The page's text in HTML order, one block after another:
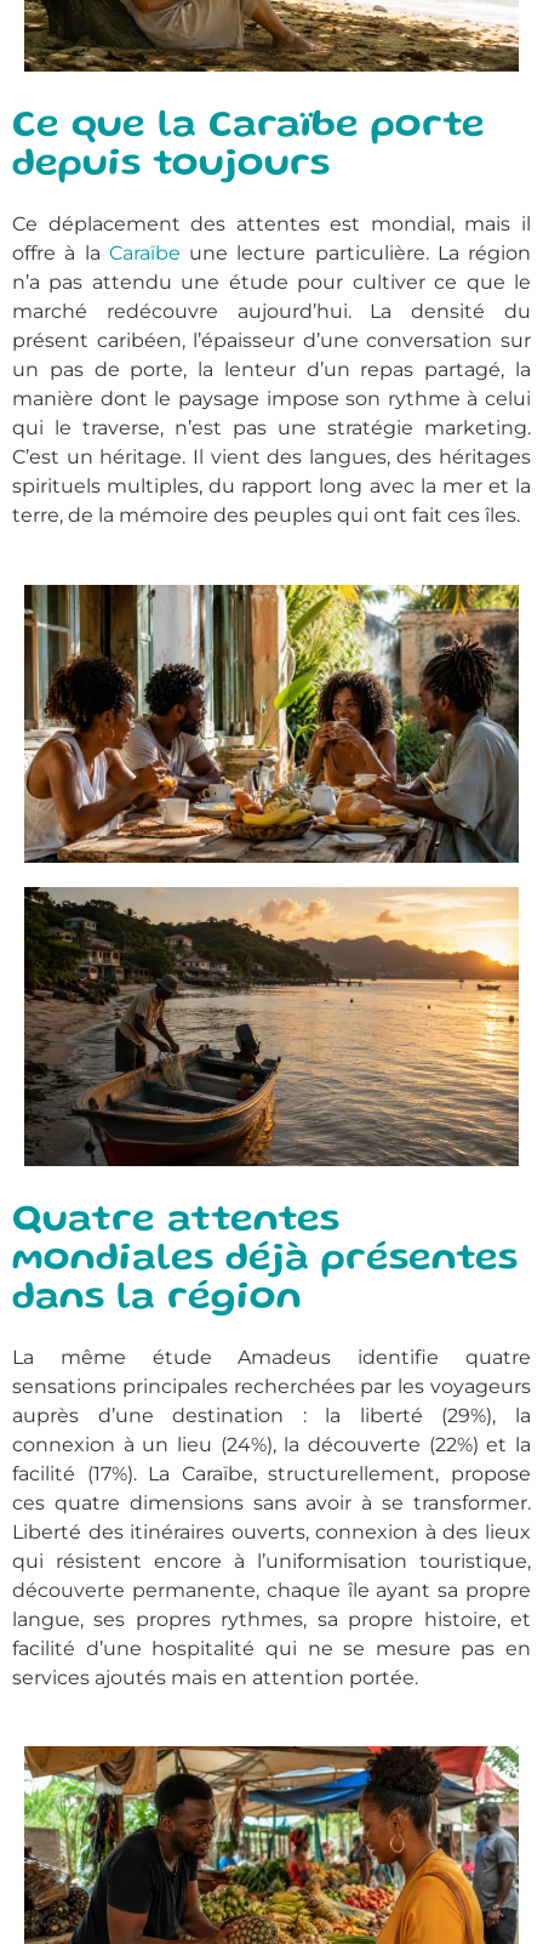
Ce que la Caraïbe porte
depuis toujours
Ce déplacement des attentes est mondial, mais il
offre à la Caraïbe une lecture particulière. La région
n’a pas attendu une étude pour cultiver ce que le
marché redécouvre aujourd’hui. La densité du
présent caribéen, l’épaisseur d’une conversation sur
un pas de porte, la lenteur d’un repas partagé, la
manière dont le paysage impose son rythme à celui
qui le traverse, n’est pas une stratégie marketing.
C’est un héritage. Il vient des langues, des héritages
spirituels multiples, du rapport long avec la mer et la
terre, de la mémoire des peuples qui ont fait ces îles.
Quatre attentes
mondiales déjà présentes
dans la région
La même étude Amadeus identifie quatre
sensations principales recherchées par les voyageurs
auprès d’une destination : la liberté (29%), la
connexion à un lieu (24%), la découverte (22%) et la
facilité (17%). La Caraïbe, structurellement, propose
ces quatre dimensions sans avoir à se transformer.
Liberté des itinéraires ouverts, connexion à des lieux
qui résistent encore à l’uniformisation touristique,
découverte permanente, chaque île ayant sa propre
langue, ses propres rythmes, sa propre histoire, et
facilité d’une hospitalité qui ne se mesure pas en
services ajoutés mais en attention portée.